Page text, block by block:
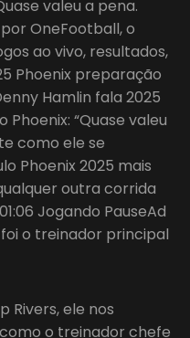
valeu a pena.
OneFootball, o
ao vivo, resultados,
Phoenix preparação
Hamlin fala 2025
“Quase valeu
como ele se
Phoenix 2025 mais
outra corrida
Jogando PauseAd
o treinador principal
Rivers, ele nos
o treinador chefe